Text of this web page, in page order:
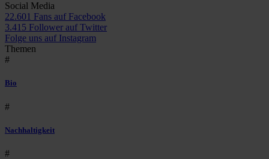
Social Media
22.601 Fans auf Facebook
3.415 Follower auf Twitter
Folge uns auf Instagram
Themen
#
Bio
#
Nachhaltigkeit
#